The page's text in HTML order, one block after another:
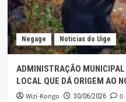
Negage Noticias do Uige
ADMINISTRAÇÃO
LOCAL QUE DÁ ORIGEM AO
Wizi-Kongo 30/06/2026 0